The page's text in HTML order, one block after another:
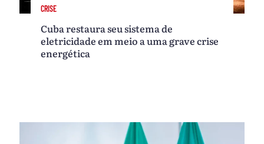
CRISE
Cuba restaura seu sistema de
eletricidade em meio a uma grave crise
energética